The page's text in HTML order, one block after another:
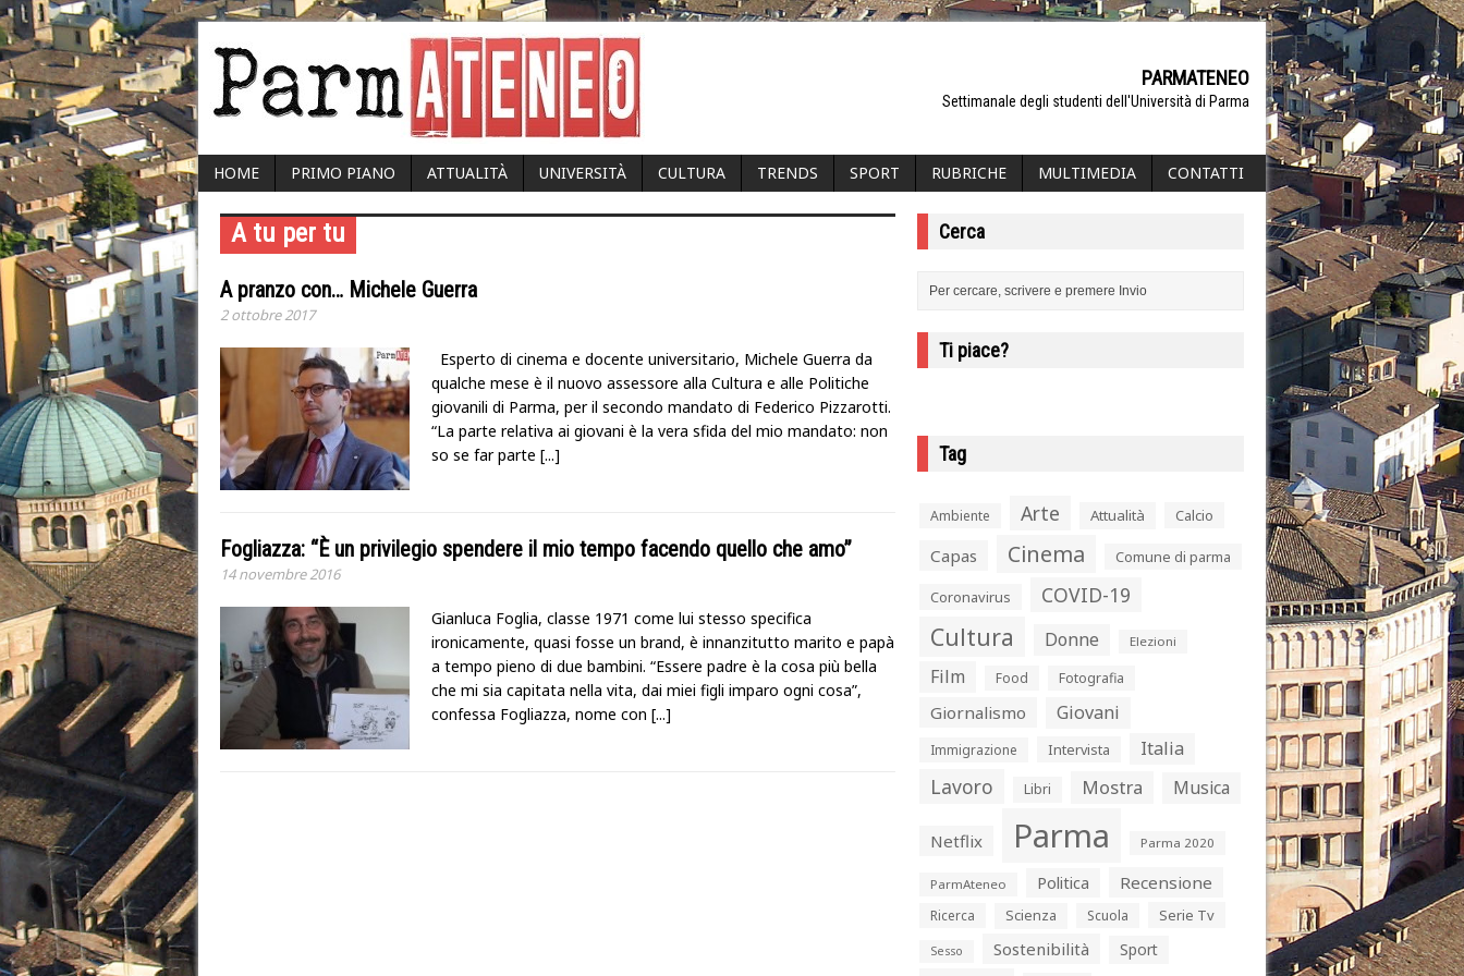
PARMATENEO
Settimanale degli studenti dell'Università di Parma
HOME PRIMO PIANO ATTUALITÀ UNIVERSITÀ CULTURA TRENDS SPORT RUBRICHE MULTIMEDIA CONTATTI
A tu per tu
A pranzo con… Michele Guerra
2 ottobre 2017
Esperto di cinema e docente universitario, Michele Guerra da
qualche mese è il nuovo assessore alla Cultura e alle Politiche
giovanili di Parma, per il secondo mandato di Federico Pizzarotti.
“La parte relativa ai giovani è la vera sfida del mio mandato: non
so se far parte [...]
Fogliazza: “È un privilegio spendere il mio tempo facendo quello che amo”
14 novembre 2016
Gianluca Foglia, classe 1971 come lui stesso specifica
ironicamente, quasi fosse un brand, è innanzitutto marito e papà
a tempo pieno di due bambini. “Essere padre è la cosa più bella
che mi sia capitata nella vita, dai miei figli imparo ogni cosa”,
confessa Fogliazza, nome con [...]
Cerca
Ti piace?
Tag
Ambiente Arte Attualità Calcio
Capas Cinema Comune di parma
Coronavirus COVID-19
Cultura Donne Elezioni
Film Food Fotografia
Giornalismo Giovani
Immigrazione Intervista Italia
Lavoro Libri Mostra Musica
Netflix Parma Parma 2020
ParmAteneo Politica Recensione
Ricerca Scienza Scuola Serie Tv
Sesso Sostenibilità Sport